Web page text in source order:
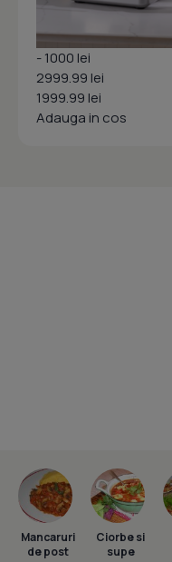
- 1000 lei
2999.99 lei
1999.99 lei
Adauga in cos
Mancaruri
de post
Ciorbe si
supe